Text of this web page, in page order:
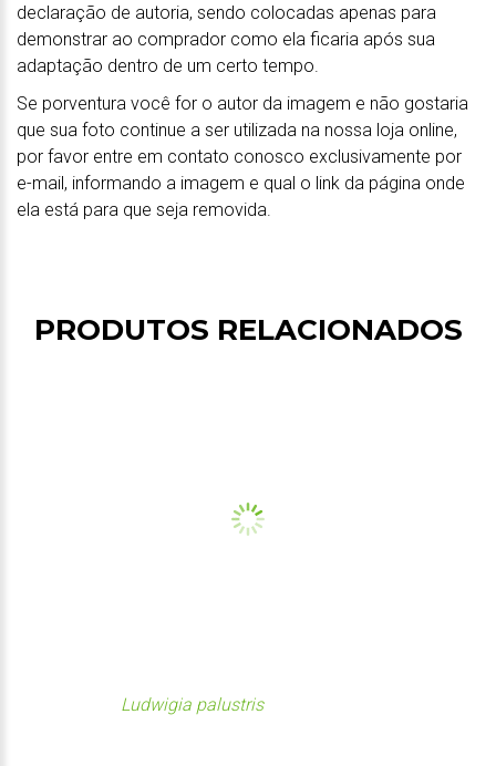
declaração de autoria, sendo colocadas apenas para
demonstrar ao comprador como ela ficaria após sua
adaptação dentro de um certo tempo.
Se porventura você for o autor da imagem e não gostaria
que sua foto continue a ser utilizada na nossa loja online,
por favor entre em contato conosco exclusivamente por
e-mail, informando a imagem e qual o link da página onde
ela está para que seja removida.
PRODUTOS RELACIONADOS
Ludwigia palustris